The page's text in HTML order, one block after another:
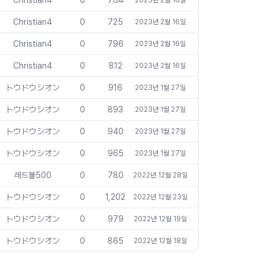
Christian4 0 725 2023년 2월 16일
Christian4 0 796 2023년 2월 16일
Christian4 0 812 2023년 2월 16일
トウドウシオン 0 916 2023년 1월 27일
トウドウシオン 0 893 2023년 1월 27일
トウドウシオン 0 940 2023년 1월 27일
トウドウシオン 0 965 2023년 1월 27일
레드불500 0 780 2022년 12월 28일
トウドウシオン 0 1,202 2022년 12월 23일
トウドウシオン 0 979 2022년 12월 19일
トウドウシオン 0 865 2022년 12월 18일